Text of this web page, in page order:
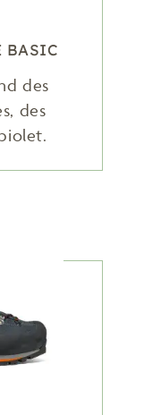
BASIC
des
des